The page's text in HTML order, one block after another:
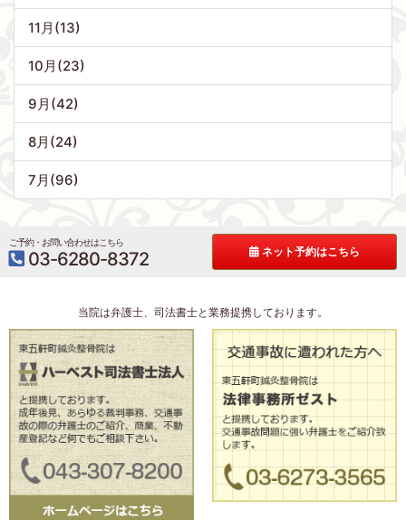
11月(13)
10月(23)
9月(42)
8月(24)
7月(96)
ご予約・お問い合わせはこちら
03-6280-8372 ネット予約はこちら
当院は弁護士、司法書士と業務提携しております。